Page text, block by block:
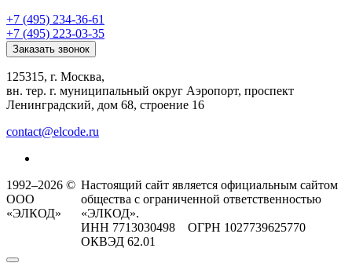
+7 (495) 234-36-61
+7 (495) 223-03-35
Заказать звонок
125315, г. Москва,
вн. тер. г. муниципальный округ Аэропорт, проспект
Ленинградский, дом 68, строение 16
contact@elcode.ru
1992–2026 ©
ООО
«ЭЛКОД»
Настоящий сайт является официальным сайтом
общества с ограниченной ответственностью
«ЭЛКОД».
ИНН 7713030498 ОГРН 1027739625770
ОКВЭД 62.01